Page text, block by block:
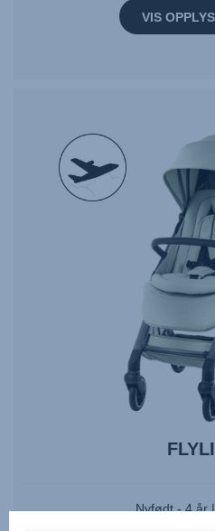
VIS
null
Nyfødt - 4 år